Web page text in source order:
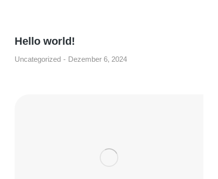
Hello world!
Uncategorized Dezember 6, 2024